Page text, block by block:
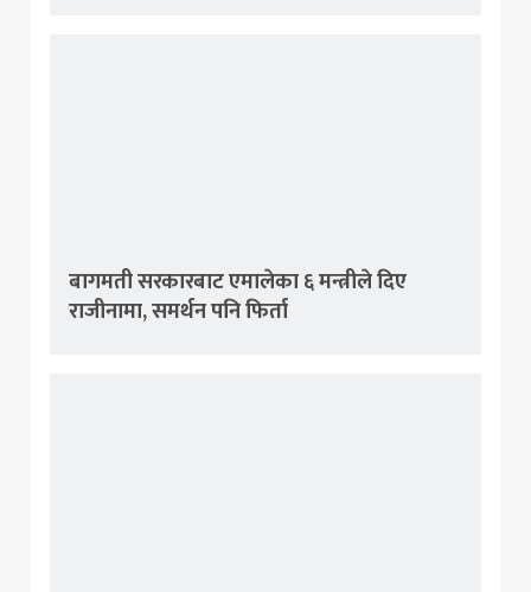
बागमती सरकारबाट एमालेका ६ मन्त्रीले दिए
राजीनामा, समर्थन पनि फिर्ता